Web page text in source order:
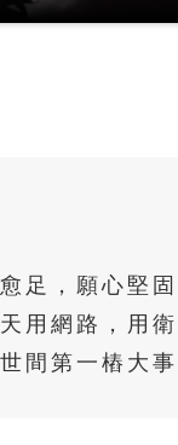
，願心堅
用網路，用
間第一樁大事